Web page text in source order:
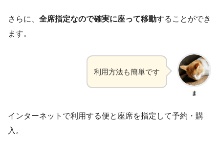
さらに、 全席指定なので確実に座って移動することができ
ます。
ま
利用方法も簡単です
インターネットで利用する便と座席を指定して予約・購
入。